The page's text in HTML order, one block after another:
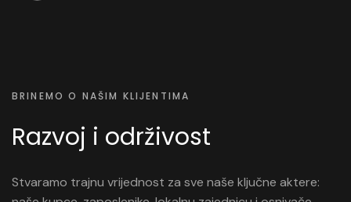
BRINEMO O NAŠIM KLIJENTIMA
Razvoj i održivost
Stvaramo trajnu vrijednost za sve naše ključne aktere: